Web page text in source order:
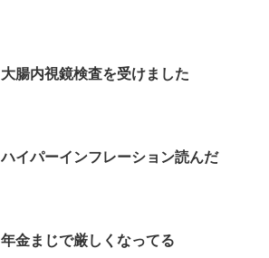
大腸内視鏡検査を受けました
ハイパーインフレーション読んだ
年金まじで厳しくなってる